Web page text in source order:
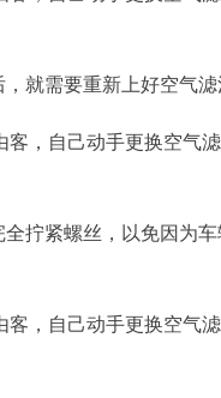
就需要重新上好空气滤
拧紧螺丝，以免因为车